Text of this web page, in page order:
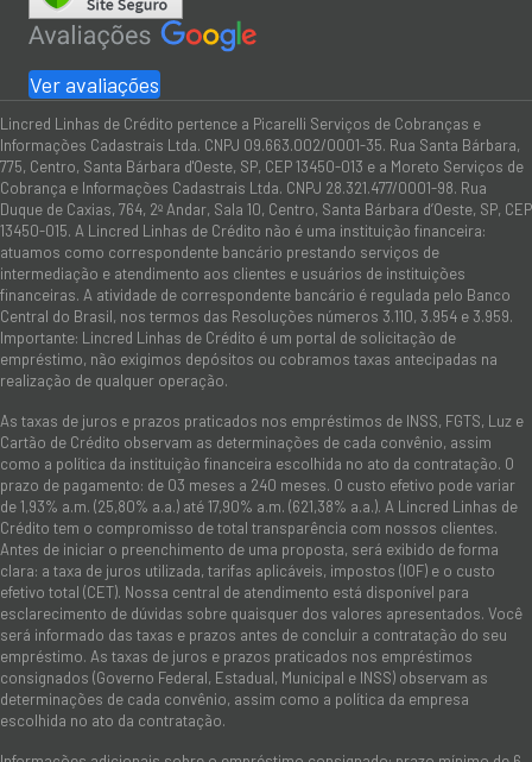
Ver avaliações
Lincred Linhas de Crédito pertence a Picarelli Serviços de Cobranças e
Informações Cadastrais Ltda. CNPJ 09.663.002/0001-35. Rua Santa Bárbara,
775, Centro, Santa Bárbara d'Oeste, SP, CEP 13450-013 e a Moreto Serviços de
Cobrança e Informações Cadastrais Ltda. CNPJ 28.321.477/0001-98. Rua
Duque de Caxias, 764, 2º Andar, Sala 10, Centro, Santa Bárbara d’Oeste, SP, CEP
13450-015. A Lincred Linhas de Crédito não é uma instituição financeira:
atuamos como correspondente bancário prestando serviços de
intermediação e atendimento aos clientes e usuários de instituições
financeiras. A atividade de correspondente bancário é regulada pelo Banco
Central do Brasil, nos termos das Resoluções números 3.110, 3.954 e 3.959.
Importante: Lincred Linhas de Crédito é um portal de solicitação de
empréstimo, não exigimos depósitos ou cobramos taxas antecipadas na
realização de qualquer operação.
As taxas de juros e prazos praticados nos empréstimos de INSS, FGTS, Luz e
Cartão de Crédito observam as determinações de cada convênio, assim
como a política da instituição financeira escolhida no ato da contratação. O
prazo de pagamento: de 03 meses a 240 meses. O custo efetivo pode variar
de 1,93% a.m. (25,80% a.a.) até 17,90% a.m. (621,38% a.a.). A Lincred Linhas de
Crédito tem o compromisso de total transparência com nossos clientes.
Antes de iniciar o preenchimento de uma proposta, será exibido de forma
clara: a taxa de juros utilizada, tarifas aplicáveis, impostos (IOF) e o custo
efetivo total (CET). Nossa central de atendimento está disponível para
esclarecimento de dúvidas sobre quaisquer dos valores apresentados. Você
será informado das taxas e prazos antes de concluir a contratação do seu
empréstimo. As taxas de juros e prazos praticados nos empréstimos
consignados (Governo Federal, Estadual, Municipal e INSS) observam as
determinações de cada convênio, assim como a política da empresa
escolhida no ato da contratação.